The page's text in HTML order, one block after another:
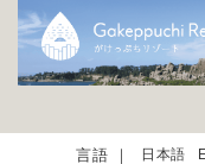
日本語